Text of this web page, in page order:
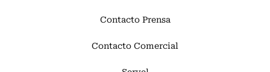
Contacto Prensa
Contacto Comercial